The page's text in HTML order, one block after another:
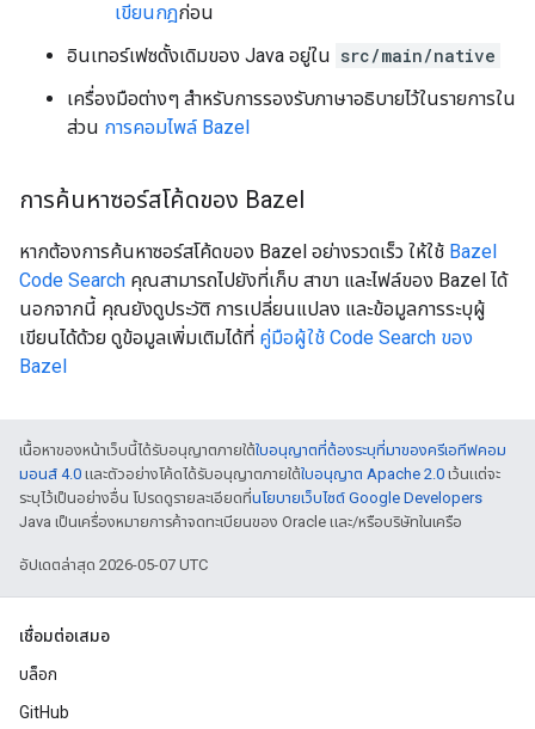
เขียนกฎก่อน
อินเทอร์เฟซดั้งเดิมของ Java อยู่ใน src/main/native
เครื่องมือต่างๆ สำหรับการรองรับภาษาอธิบายไว้ในรายการใน
ส่วน การคอมไพล์ Bazel
การค้นหาซอร์สโค้ดของ Bazel
หากต้องการค้นหาซอร์สโค้ดของ Bazel อย่างรวดเร็ว ให้ใช้ Bazel
Code Search คุณสามารถไปยังที่เก็บ สาขา และไฟล์ของ Bazel ได้
นอกจากนี้ คุณยังดูประวัติ การเปลี่ยนแปลง และข้อมูลการระบุผู้
เขียนได้ด้วย ดูข้อมูลเพิ่มเติมได้ที่ คู่มือผู้ใช้ Code Search ของ
Bazel
เนื้อหาของหน้าเว็บนี้ได้รับอนุญาตภายใต้ใบอนุญาตที่ต้องระบุที่มาของครีเอทีฟคอม
มอนส์ 4.0 และตัวอย่างโค้ดได้รับอนุญาตภายใต้ใบอนุญาต Apache 2.0 เว้นแต่จะ
ระบุไว้เป็นอย่างอื่น โปรดดูรายละเอียดที่นโยบายเว็บไซต์ Google Developers
Java เป็นเครื่องหมายการค้าจดทะเบียนของ Oracle และ/หรือบริษัทในเครือ
อัปเดตล่าสุด 2026-05-07 UTC
เชื่อมต่อเสมอ
บล็อก
GitHub